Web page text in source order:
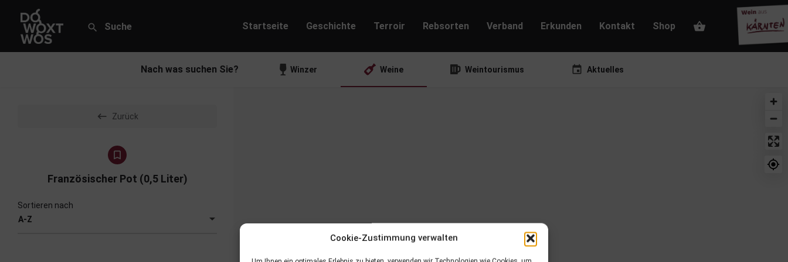
Cookie-Zustimmung verwalten
Startseite Geschichte Terroir Rebsorten Verband Erkunden Kontakt Shop
Nach was suchen Sie? Winzer Weine Weintourismus Aktuelles
Zurück
Französischer Pot (0,5 Liter)
A-Z
Sortieren nach